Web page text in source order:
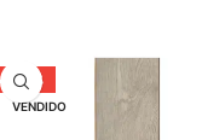
-37%
VENDIDO